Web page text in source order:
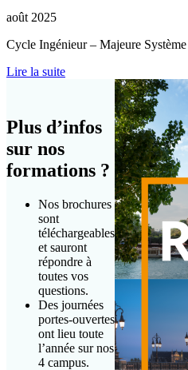
août 2025
Cycle Ingénieur – Majeure
Lire la suite
Plus d’infos
sur nos
formations ?
Nos brochures
sont
téléchargeables
et sauront
répondre à
toutes vos
questions.
Des journées
portes-ouvertes
ont lieu toute
l’année sur nos
4 campus.